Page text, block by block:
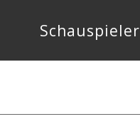
Schauspieler